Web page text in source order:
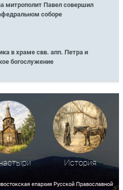
митрополит Павел совершил
соборе
в храме свв. апп. Петра и
богослужение
История
епархия Русской Православной